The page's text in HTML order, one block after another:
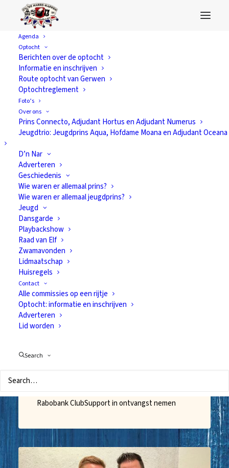
Agenda
Optocht
Berichten over de optocht
Informatie en inschrijven
Route optocht van Gerwen
Optochtreglement
Foto’s
Over ons
Prins Connecto, Adjudant Hortus en Adjudant Numerus
Jeugdtrio: Jeugdprins Aqua, Hofdame Moana en Adjudant Oceana
D’n Nar
Adverteren
Geschiedenis
Wie waren er allemaal prins?
Wie waren er allemaal jeugdprins?
Jeugd
Dansgarde
Playbackshow
Raad van Elf
Zwamavonden
Lidmaatschap
Huisregels
Contact
Alle commissies op een rijtje
Optocht: informatie en inschrijven
Adverteren
Lid worden
Search
Rabo ClubSupport
ClubSupport
Rabobank ClubSupport in ontvangst nemen